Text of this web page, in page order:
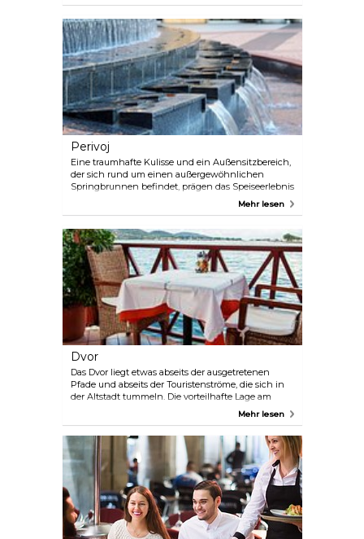
einen rustikalen Touch auszeichnet, wird Sie nicht
enttäuschen.
Perivoj
Eine traumhafte Kulisse und ein Außensitzbereich,
der sich rund um einen außergewöhnlichen
Springbrunnen befindet, prägen das Speiseerlebnis
im Perivoj. Der romantische Charme der Villa wird
zu einem der besten Lokale der Stadt macht.
Mehr lesen
Dvor
Das Dvor liegt etwas abseits der ausgetretenen
Pfade und abseits der Touristenströme, die sich in
der Altstadt tummeln. Die vorteilhafte Lage am
Hang macht das Restaurant zu einem perfekten
Mehr lesen